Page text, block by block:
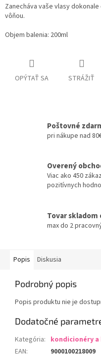
Zanecháva vaše vlasy
vôňou.
Objem balenia: 200ml
OPÝTAŤ SA STRÁŽIŤ
Poštovné
pri nákupe nad
Overený
Viac ako 450
pozitívnych
Tovar skladom
max do 2
Popis Diskusia
Podrobný popis
Popis produktu nie je
Dodatočné
Kategória: kondicionéry a
EAN: 9000100218009